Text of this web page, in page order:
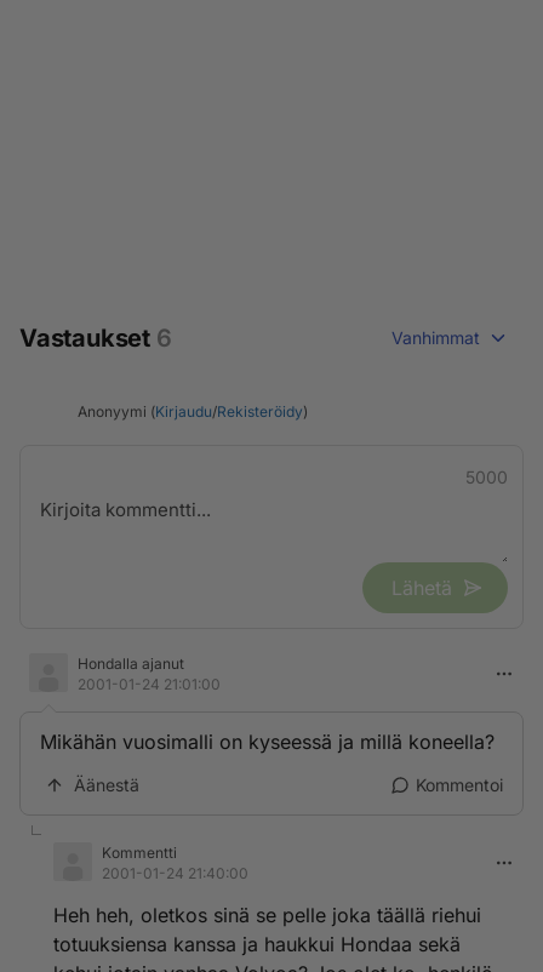
Vastaukset 6 Vanhimmat
Anonyymi (Kirjaudu/Rekisteröidy)
5000
Lähetä
Hondalla ajanut
2001-01-24 21:01:00
Mikähän vuosimalli on kyseessä ja millä koneella?
Äänestä Kommentoi
Kommentti
2001-01-24 21:40:00
Heh heh, oletkos sinä se pelle joka täällä riehui
totuuksiensa kanssa ja haukkui Hondaa sekä